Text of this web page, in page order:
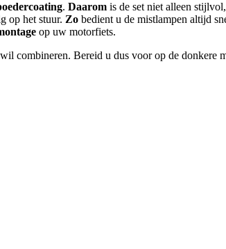
. Daarom is de set niet alleen
op het stuur. Zo bedient u de mistlampen altijd
op uw motorfiets.
combineren. Bereid u dus voor op de donkere